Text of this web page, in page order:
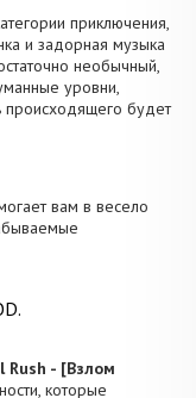
приключения,
и задорная музыка
необычный,
уровни,
происходящего будет
вам в весело
Rush - [Взлом
которые